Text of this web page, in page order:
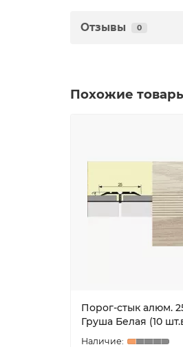
Отзывы 0
Похожие
Порог-стык алюм.
Груша Белая (10